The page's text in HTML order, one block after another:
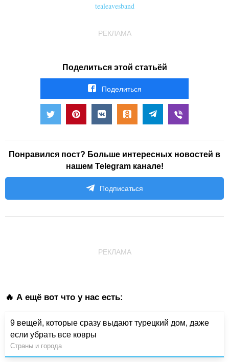
tealeavesband
РЕКЛАМА
Поделиться этой статьёй
Поделиться
Понравился пост? Больше интересных новостей в
нашем Telegram канале!
Подписаться
РЕКЛАМА
🔥 А ещё вот что у нас есть:
9 вещей, которые сразу выдают турецкий дом, даже
если убрать все ковры
Страны и города